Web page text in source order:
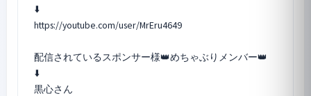
⬇️
https://youtube.com/user/MrEru4649
配信されているスポンサー様👑めちゃぶりメンバー👑
⬇️
黒心さん